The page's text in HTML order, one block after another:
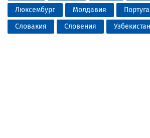
Люксембург
Молдавия
Словакия
Словения Узбекистан